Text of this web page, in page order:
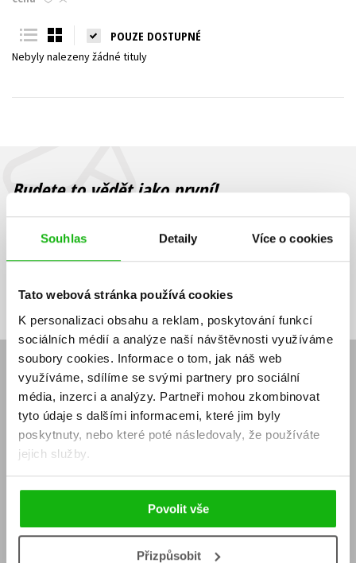
Souhlas Detaily Více o cookies
Tato webová stránka používá cookies
K personalizaci obsahu a reklam, poskytování funkcí
sociálních médií a analýze naší návštěvnosti využíváme
soubory cookies. Informace o tom, jak náš web
využíváme, sdílíme se svými partnery pro sociální
média, inzerci a analýzy. Partneři mohou zkombinovat
tyto údaje s dalšími informacemi, které jim byly
poskytnuty, nebo které poté následovaly, že používáte
jejich služby.
Povolit vše
Přizpůsobit
Young adult (SK)
Všechny tituly
POUZE DOSTUPNÉ
Nebyly nalezeny žádné tituly
Budete to vědět jako první!
Zajímá Vás, jaký knižní hit právě vychází, na jaké zboží je výhodná
sleva, jaká běží soutěž o ceny? Přihlášením k odběru našich e-
souhlasíte se zpracováním osobních údajů
mailová
adresa
mailová
adresa
Vaše e-mailová adresa Přihlásit se
E-SHOP
Aktuality
Naši autoři
Obchodní podmínky
Jak nakoupit
Knižní novinky
Dárkové poukazy
Affiliate program
KONTAKTY
Kontakty Albatros Media